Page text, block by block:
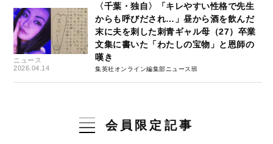
ニュース
2026.04.14
〈千葉・独自〉「キレやすい性格で先生
からも呼びだされ…」昼から酒を飲んだ
末に夫を刺した刺青ギャル母（27）卒業
文集に書いた「わたしの宝物」と恩師の
嘆き
集英社オンライン編集部ニュース班
会員限定記事